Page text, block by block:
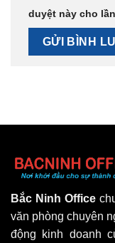
duyệt này cho
Bắc Ninh Office
văn phòng chuyên
động kinh doanh